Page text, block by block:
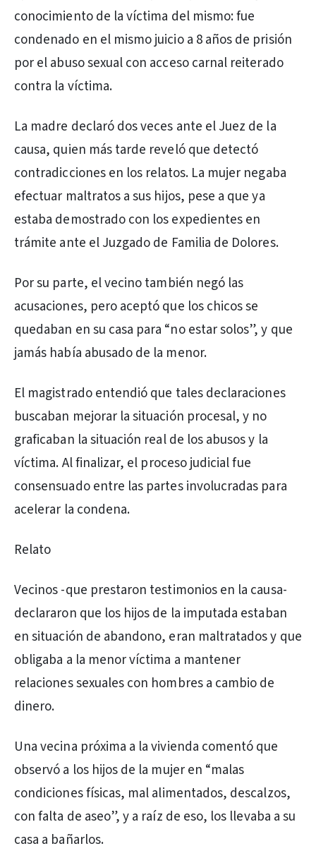
conocimiento de la víctima del mismo: fue
condenado en el mismo juicio a 8 años de prisión
por el abuso sexual con acceso carnal reiterado
contra la víctima.
La madre declaró dos veces ante el Juez de la
causa, quien más tarde reveló que detectó
contradicciones en los relatos. La mujer negaba
efectuar maltratos a sus hijos, pese a que ya
estaba demostrado con los expedientes en
trámite ante el Juzgado de Familia de Dolores.
Por su parte, el vecino también negó las
acusaciones, pero aceptó que los chicos se
quedaban en su casa para “no estar solos”, y que
jamás había abusado de la menor.
El magistrado entendió que tales declaraciones
buscaban mejorar la situación procesal, y no
graficaban la situación real de los abusos y la
víctima. Al finalizar, el proceso judicial fue
consensuado entre las partes involucradas para
acelerar la condena.
Relato
Vecinos -que prestaron testimonios en la causa-
declararon que los hijos de la imputada estaban
en situación de abandono, eran maltratados y que
obligaba a la menor víctima a mantener
relaciones sexuales con hombres a cambio de
dinero.
Una vecina próxima a la vivienda comentó que
observó a los hijos de la mujer en “malas
condiciones físicas, mal alimentados, descalzos,
con falta de aseo”, y a raíz de eso, los llevaba a su
casa a bañarlos.